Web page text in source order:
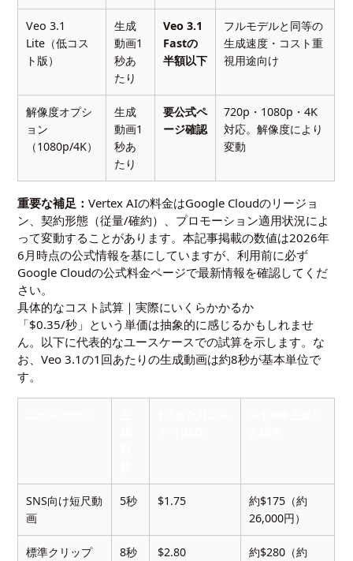
Veo 3.1
Lite（低コス
ト版）
生成
動画1
秒あ
たり
Veo 3.1
Fastの
半額以下
フルモデルと同等の
生成速度・コスト重
視用途向け
解像度オプシ
ョン
（1080p/4K）
生成
動画1
秒あ
たり
要公式ペ
ージ確認
720p・1080p・4K
対応。解像度により
変動
重要な補足：Vertex AIの料金はGoogle Cloudのリージョ
ン、契約形態（従量/確約）、プロモーション適用状況によ
って変動することがあります。本記事掲載の数値は2026年
6月時点の公式情報を基にしていますが、利用前に必ず
Google Cloudの公式料金ページで最新情報を確認してくだ
さい。
具体的なコスト試算｜実際にいくらかかるか
「$0.35/秒」という単価は抽象的に感じるかもしれませ
ん。以下に代表的なユースケースでの試算を示します。な
お、Veo 3.1の1回あたりの生成動画は約8秒が基本単位で
す。
SNS向け短尺動
画
5秒 $1.75
約$175（約
26,000円）
標準クリップ
8秒 $2.80
約$280（約